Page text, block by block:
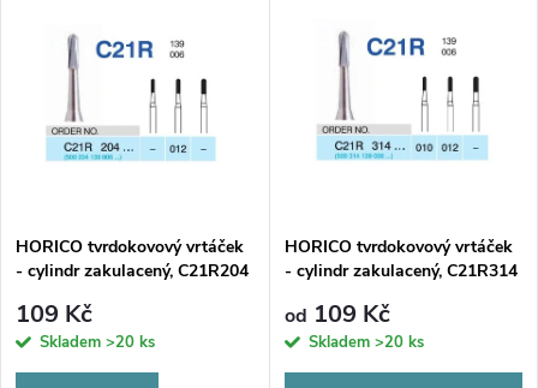
p
r
Nejprodávanější
Abecedně
s
p
r
HORICO tvrdokovový vrtáček
- cylindr zakulacený, C21R204
109 Kč
Skladem >20 ks
HORICO tvrdokovový vrtáček
- cylindr zakulacený, C21R314
od 109 Kč
Skladem >20 ks